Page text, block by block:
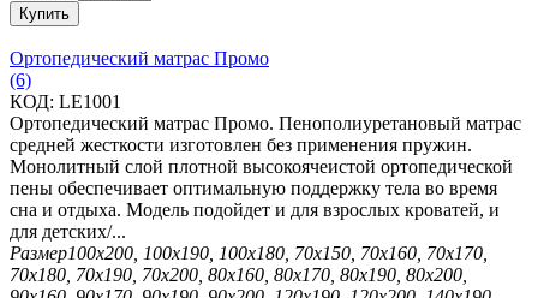
Купить
Ортопедический матрас Промо
(6)
КОД: LE1001
Ортопедический матрас Промо. Пенополиуретановый матрас
средней жесткости изготовлен без применения пружин.
Монолитный слой плотной высокоячеистой ортопедической
пены обеспечивает оптимальную поддержку тела во время
сна и отдыха. Модель подойдет и для взрослых кроватей, и
для детских/...
Размер100х200, 100х190, 100х180, 70х150, 70х160, 70х170,
70х180, 70х190, 70х200, 80х160, 80х170, 80х190, 80х200,